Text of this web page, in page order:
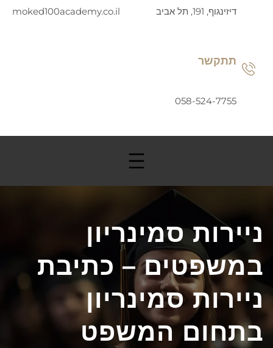
דיזינגוף, 191, תל אביב moked100academy.co.il
תתקשר
058-524-7755
ניירות סמינריון
במשפטים – כתיבת
ניירות סמינריון
בתחום המשפט